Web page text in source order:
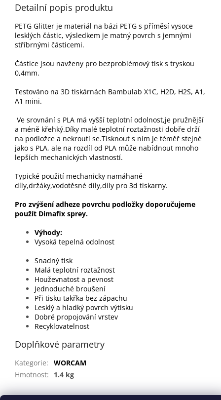
Detailní popis produktu
PETG Glitter je materiál na bázi PETG s příměsí vysoce
lesklých částic, výsledkem je matný povrch s jemnými
stříbrnými částicemi.
Částice jsou navženy pro bezproblémový tisk s tryskou
0,4mm.
Testováno na 3D tiskárnách Bambulab X1C, H2D, H2S, A1,
A1 mini.
Ve srovnání s PLA má vyšší teplotní odolnost,je pružnější
a méně křehký.Díky malé teplotní roztažnosti dobře drží
na podložce a nekroutí se.Tisknout s ním je téměř stejné
jako s PLA, ale na rozdíl od PLA může nabídnout mnoho
lepších mechanických vlastností.
Typické použití mechanicky namáhané
díly,držáky,vodotěsné díly,díly pro 3d tiskarny.
Pro zvýšení adheze povrchu podložky doporučujeme
použít Dimafix sprey.
Vysoká tepelná odolnost
Snadný tisk
Malá teplotní roztažnost
Houževnatost a pevnost
Jednoduché broušení
Při tisku takřka bez zápachu
Lesklý a hladký povrch výtisku
Dobré propojování vrstev
Recyklovatelnost
Doplňkové parametry
Kategorie:
WORCAM
Hmotnost: 1.4 kg